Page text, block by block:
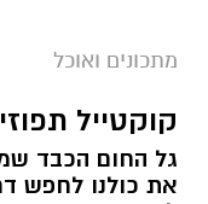
מתכונים ואוכל
קוקטייל
גל החום הכבד
את כולנו לחפש